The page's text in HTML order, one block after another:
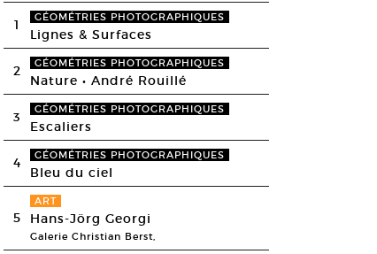
1 GÉOMÉTRIES PHOTOGRAPHIQUES
Lignes & Surfaces
2 GÉOMÉTRIES PHOTOGRAPHIQUES
Nature • André Rouillé
3 GÉOMÉTRIES PHOTOGRAPHIQUES
Escaliers
4 GÉOMÉTRIES PHOTOGRAPHIQUES
Bleu du ciel
5
ART
Hans-Jörg Georgi
Galerie Christian Berst,